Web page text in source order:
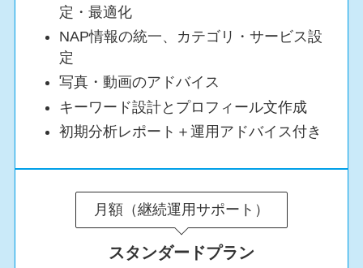
定・最適化
NAP情報の統一、カテゴリ・サービス設
定
写真・動画のアドバイス
キーワード設計とプロフィール文作成
初期分析レポート＋運用アドバイス付き
月額（継続運用サポート）
スタンダードプラン